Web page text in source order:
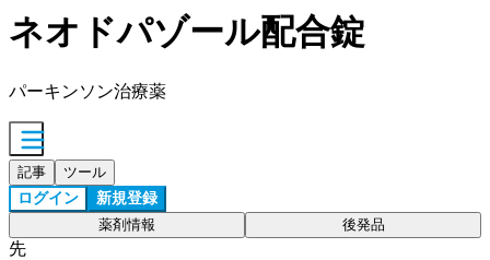
ネオドパゾール配合錠
パーキンソン治療薬
記事 ツール
ログイン 新規登録
薬剤情報 後発品
先